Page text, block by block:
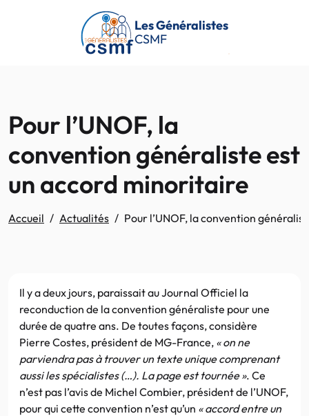
Passer au contenu principal
Les Généralistes
CSMF
Pour l’UNOF, la
convention généraliste est
un accord minoritaire
Accueil Actualités Pour l’UNOF, la convention
Il y a deux jours, paraissait au Journal Officiel la
reconduction de la convention généraliste pour une
durée de quatre ans. De toutes façons, considère
Pierre Costes, président de MG-France, « on ne
parviendra pas à trouver un texte unique comprenant
aussi les spécialistes (…). La page est tournée ». Ce
n’est pas l’avis de Michel Combier, président de l’UNOF,
pour qui cette convention n’est qu’un « accord entre un